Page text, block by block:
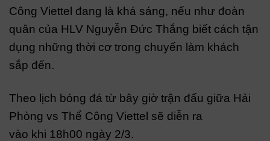
Công Viettel đang là khá sáng, nếu như đoàn
quân của HLV Nguyễn Đức Thắng biết cách tận
dụng những thời cơ trong chuyến làm khách
sắp đến.
Theo lịch bóng đá từ bây giờ trận đấu giữa Hải
Phòng vs Thể Công Viettel sẽ diễn ra
vào khi 18h00 ngày 2/3.